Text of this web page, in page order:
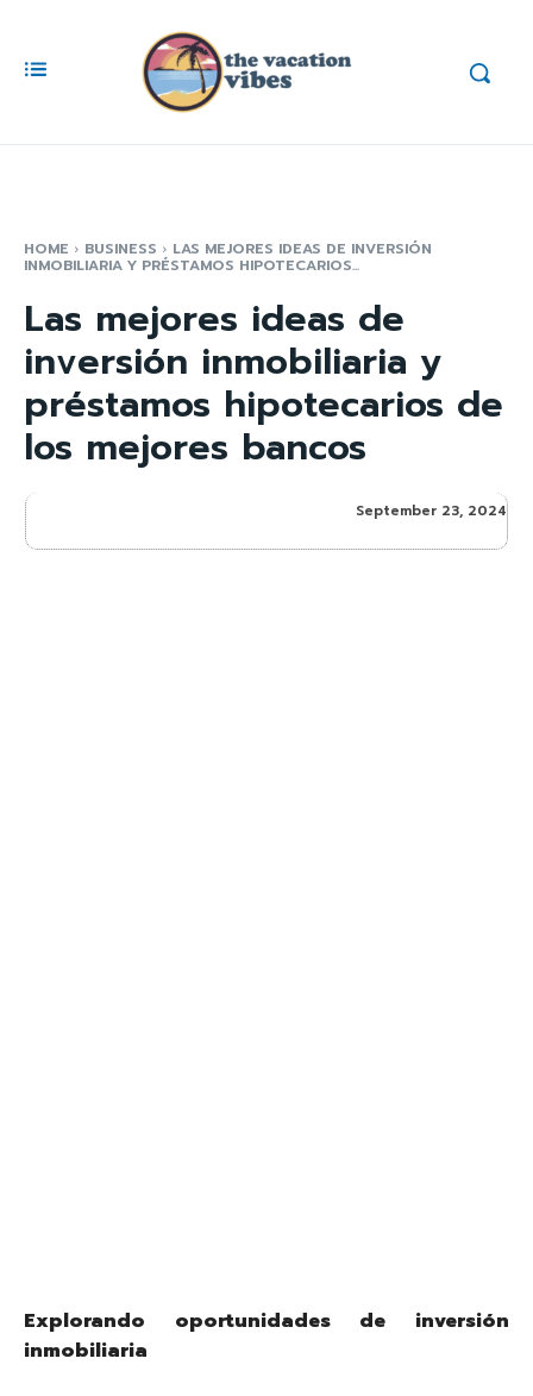
HOME BUSINESS LAS MEJORES IDEAS DE INVERSIÓN
INMOBILIARIA Y PRÉSTAMOS HIPOTECARIOS...
Las mejores ideas de
inversión inmobiliaria y
préstamos hipotecarios de
los mejores bancos
September 23, 2024
Explorando oportunidades de inversión
inmobiliaria